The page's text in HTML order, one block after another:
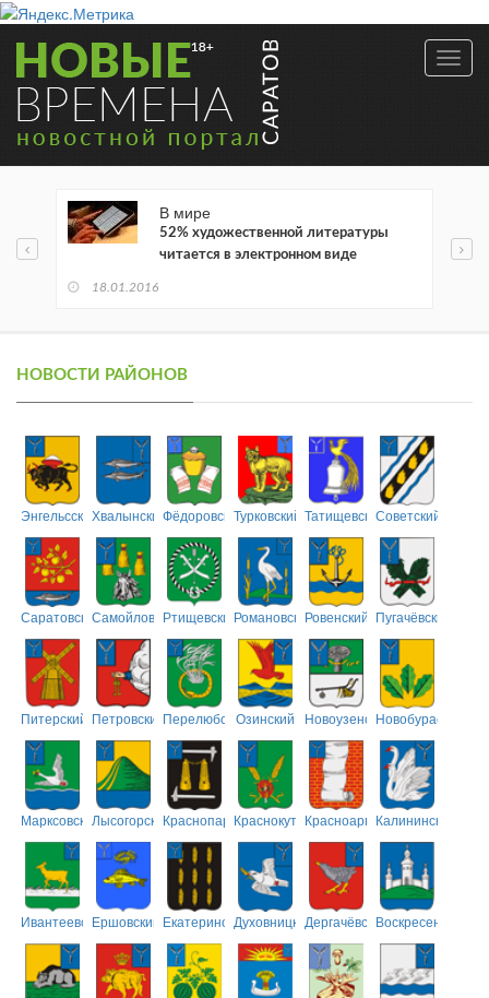
В мире
52% художественной литературы
читается в электронном виде
18.01.2016
НОВОСТИ РАЙОНОВ
ЭнгельсскийХвалынскийФёдоровскийТурковский ТатищевскийСоветский
СаратовскийСамойловскийРтищевскийРомановскийРовенский Пугачёвский
Питерский ПетровскийПерелюбскийОзинский НовоузенскийНовобурасский
МарксовскийЛысогорскийКраснопартизанский
КраснокутскийКрасноармейский
Калининский
ИвантеевскийЕршовский ЕкатериновскийДуховницкийДергачёвскийВоскресенский